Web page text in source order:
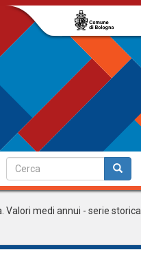
Form
di
ricerca
Cerca
Valori medi annui - serie storica